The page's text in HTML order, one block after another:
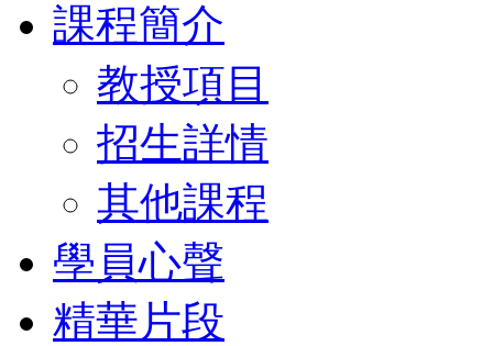
課程簡介
教授項目
招生詳情
其他課程
學員心聲
精華片段